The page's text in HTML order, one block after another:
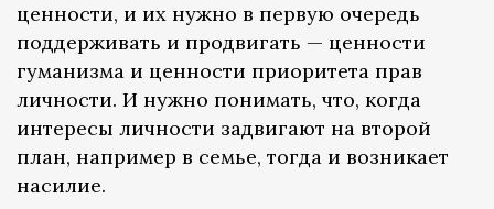
ценности, и их нужно в первую очередь
поддерживать и продвигать — ценности
гуманизма и ценности приоритета прав
личности. И нужно понимать, что, когда
интересы личности задвигают на второй
план, например в семье, тогда и возникает
насилие.